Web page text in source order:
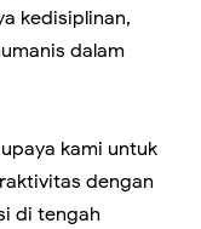
kedisiplinan,
dalam
kami untuk
dengan
di tengah